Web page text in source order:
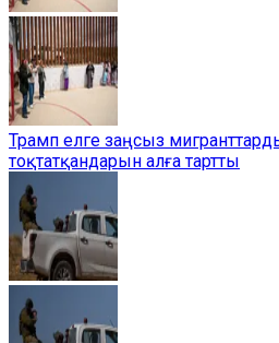
Трамп елге заңсыз
тоқтатқандарын алға тартты